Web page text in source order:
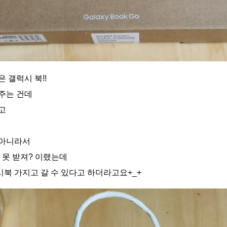
갤럭시 북!!
는 건데
니라서
받져? 이랬는데
북 가지고 갈 수 있다고 하더라고요+_+